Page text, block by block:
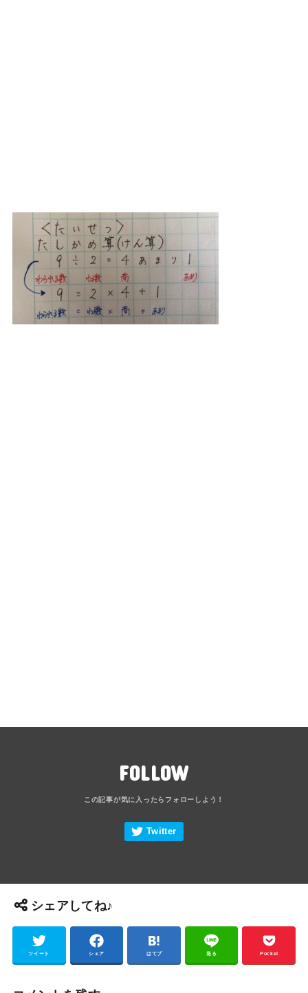
FOLLOW
シェアしてね♪
ツイート シェア はてブ 送る Pocket